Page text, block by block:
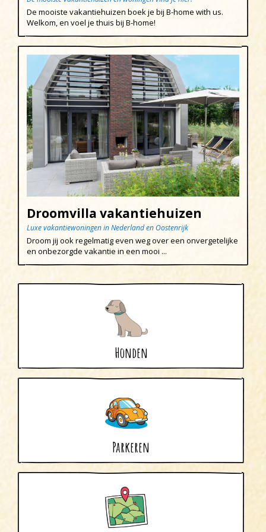
Egmond aan den Hoef
Egmond-Binnen
Egmond aan Zee
Groet
Hargen aan Zee
Heemskerk
Heerhugowaard
Heiloo
Limmen
Schoorl
Sint Maartenszee
De mooiste vakantiehuizen boek je bij B-home with us.
Welkom, en voel je thuis bij B-home!
Droomvilla vakantiehuizen
Luxe vakantiewoningen in Nederland en Oostenrijk
Droom jij ook regelmatig even weg over een onvergetelijke
en onbezorgde vakantie in een mooi ...
Honden
Parkeren